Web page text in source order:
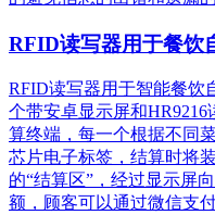
RFID读写器用于餐饮
RFID读写器用于智能餐饮
个带安卓显示屏和
算终端，每一个根据不同
芯片电子标签，结算时将
的“结算区”，经过显示屏
额，顾客可以通过微信支